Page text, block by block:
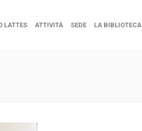
LATTES ATTIVITÀ SEDE LA BIBLIOTECA